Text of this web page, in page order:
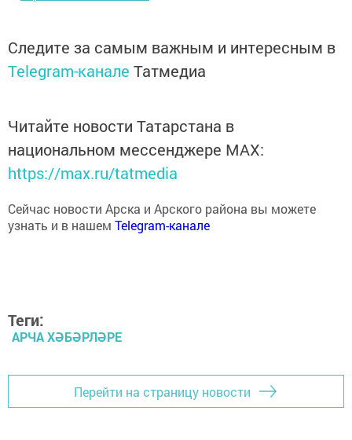
Telegram-каналеТатмедиа
Читайте новости Татарстана в
национальном мессенджере MАХ:
https://max.ru/tatmedia
узнать и в нашемTelegram-канале
АРЧА ХӘБӘРЛӘРЕ
Перейти на страницу новости